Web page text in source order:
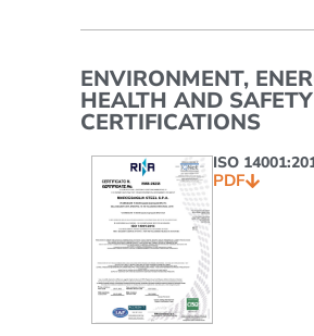
ENVIRONMENT,
HEALTH AND SAFETY
CERTIFICATIONS
ISO
PDF